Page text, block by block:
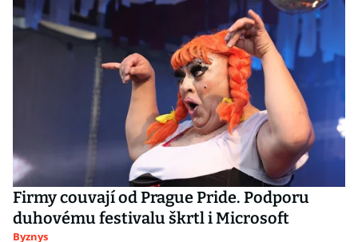
Firmy couvají od Prague Pride. Podporu
duhovému festivalu škrtl i Microsoft
Byznys